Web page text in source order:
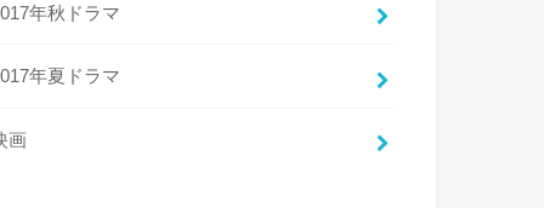
年秋ドラマ
年夏ドラマ
画